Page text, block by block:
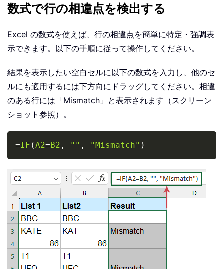
数式で行の相違点を検出する
Excel の数式を使えば、行の相違点を簡単に特定・強調表
示できます。以下の手順に従って操作してください。
結果を表示したい空白セルに以下の数式を入力し、他のセ
ルにも適用するには下方向にドラッグしてください。相違
のある行には「Mismatch」と表示されます（スクリーン
ショット参照）。
=IF (A2= B2 , "" , "Mismatch" )